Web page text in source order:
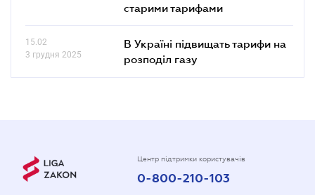
старими тарифами
15.02
3 грудня 2025
В Україні підвищать тарифи на
розподіл газу
Центр підтримки користувачів
0-800-210-103